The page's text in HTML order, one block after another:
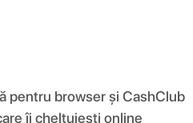
pentru browser și CashClub
îi cheltuiești online